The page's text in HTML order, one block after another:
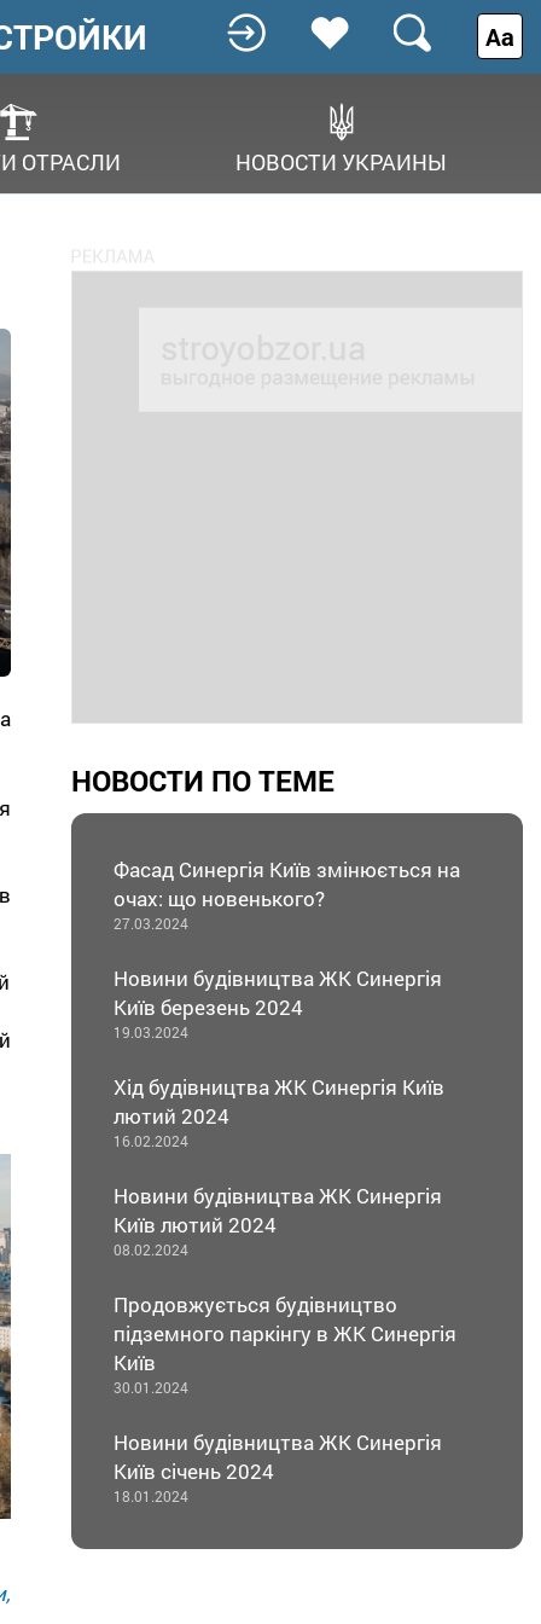
ОТРАСЛИ НОВОСТИ УКРАИНЫ
Аа
НОВОСТИ ПО ТЕМЕ
Фасад Синергія Київ змінюється на
очах: що новенького?
27.03.2024
Новини будівництва ЖК Синергія
Київ березень 2024
19.03.2024
Хід будівництва ЖК Синергія Київ
лютий 2024
16.02.2024
Новини будівництва ЖК Синергія
Київ лютий 2024
08.02.2024
Продовжується будівництво
підземного паркінгу в ЖК Синергія
Київ
30.01.2024
Новини будівництва ЖК Синергія
Київ січень 2024
18.01.2024